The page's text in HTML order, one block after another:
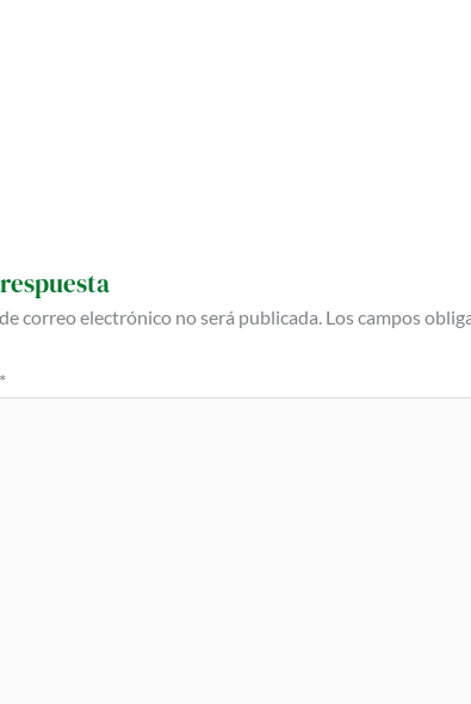
correo electrónico no será publicada. Los campos
*